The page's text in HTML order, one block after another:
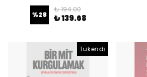
%28
₺ 194.00
₺ 139.68
Tükendi